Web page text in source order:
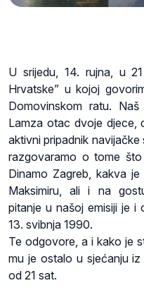
U srijedu, 14. rujna, u
Hrvatske” u kojoj
Domovinskom ratu.
Lamza otac dvoje djece,
aktivni pripadnik
razgovaramo o tome
Dinamo Zagreb, kakva
Maksimiru, ali i na
pitanje u našoj emisiji je i
13. svibnja 1990.
Te odgovore, a i kako je
mu je ostalo u sjećanju
od 21 sat.